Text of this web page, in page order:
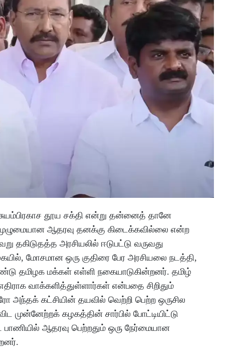
தூய சக்தி என்று தன்னைத் தானே
முழுமையான ஆதரவு தனக்கு கிடைக்கவில்லை என்ற
அரசியலில் ஈடுபட்டு வருவது
மோசமான ஒரு குதிரை பேர அரசியலை நடத்தி,
தமிழக மக்கள் எள்ளி நகையாடுகின்றனர். தமிழ்
வாக்களித்துள்ளார்கள் என்பதை சிறிதும்
அந்தக் கட்சியின் தயவில் வெற்றி பெற்ற ஒருசில
முன்னேற்றக் கழகத்தின் சார்பில் போட்டியிட்டு
ஆதரவு பெற்றதும் ஒரு நேர்மையான